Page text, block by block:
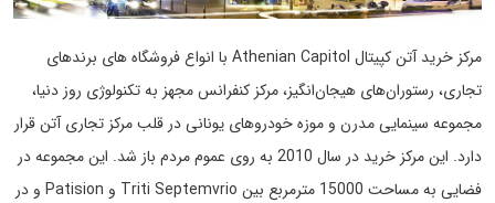
مرکز خرید آتن کپیتال Athenian Capitol با انواع فروشگاه های برندهای
تجاری، رستوران‌های هیجان‌انگیز، مرکز کنفرانس مجهز به تکنولوژی روز دنیا،
مجموعه سینمایی مدرن و موزه خودروهای یونانی در قلب مرکز تجاری آتن قرار
دارد. این مرکز خرید در سال 2010 به روی عموم مردم باز شد. این مجموعه در
فضایی به مساحت 15000 مترمربع بین Triti Septemvrio و Patision و در